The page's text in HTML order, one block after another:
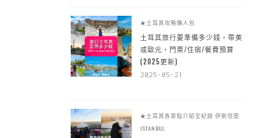
★土耳其攻略懶人包
土耳其旅行要準備多少錢，帶美金
或歐元，門票/住宿/餐費預算
(2025更新)
2025-05-21
★土耳其各景點介紹全紀錄 伊斯坦堡
ISTANBUL